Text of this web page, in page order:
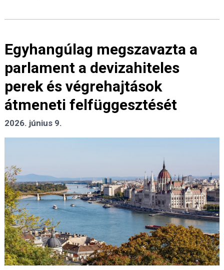
Egyhangúlag megszavazta a
parlament a devizahiteles
perek és végrehajtások
átmeneti felfüggesztését
2026. június 9.